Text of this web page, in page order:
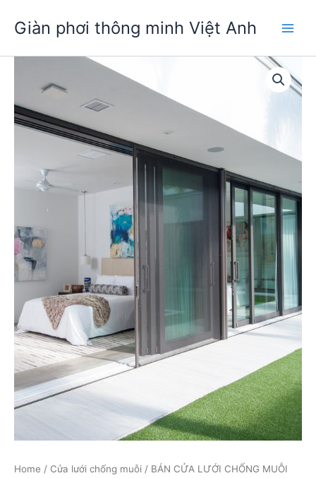
dung
Giàn phơi thông minh Việt Anh
Home / Cửa lưới chống muỗi / BÁN CỬA LƯỚI CHỐNG MUỖI